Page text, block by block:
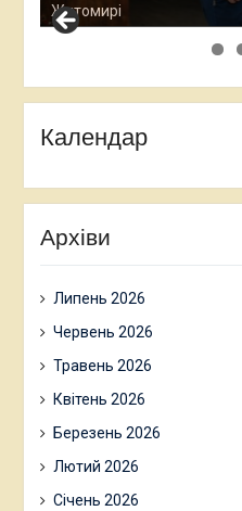
Житомирі
Календар
Архіви
Липень 2026
Червень 2026
Травень 2026
Квітень 2026
Березень 2026
Лютий 2026
Січень 2026